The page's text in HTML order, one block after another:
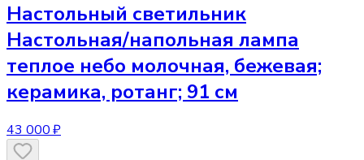
Настольный светильник
Настольная/напольная лампа
теплое небо молочная, бежевая;
керамика, ротанг; 91 см
43 000 ₽